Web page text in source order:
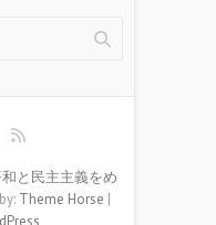
和と民主主義をめ
Theme Horse |